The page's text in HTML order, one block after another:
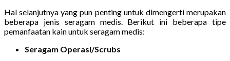
Hal selanjutnya yang pun penting untuk dimengerti merupakan
beberapa jenis seragam medis. Berikut ini beberapa tipe
pemanfaatan kain untuk seragam medis:
Seragam Operasi/Scrubs